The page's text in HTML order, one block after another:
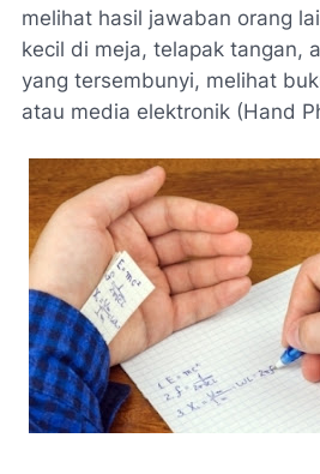
melihat hasil jawaban orang
kecil di meja, telapak tangan,
yang tersembunyi, melihat
atau media elektronik (Hand